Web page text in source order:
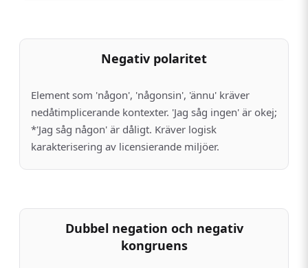
Negativ polaritet
Element som 'någon', 'någonsin', 'ännu' kräver
nedåtimplicerande kontexter. 'Jag såg ingen' är okej;
*'Jag såg någon' är dåligt. Kräver logisk
karakterisering av licensierande miljöer.
Dubbel negation och negativ
kongruens